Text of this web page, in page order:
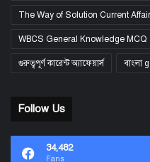
The Way of Solution Current
WBCS General Knowledge MCQ
গুরুত্বপূর্ণ কারেন্ট অ্যাফেয়ার্স বাংলা
Follow Us
34,482
Fans